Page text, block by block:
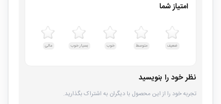
امتیاز شما
ضعیف متوسط خوب بسیار خوب عالی
نظر خود را بنویسید
تجربه خود را از این محصول با دیگران به اشتراک بگذارید.